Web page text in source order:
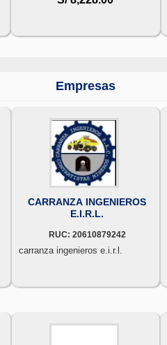
Empresas
CARRANZA INGENIEROS
E.I.R.L.
RUC: 20610879242
carranza ingenieros e.i.r.l.